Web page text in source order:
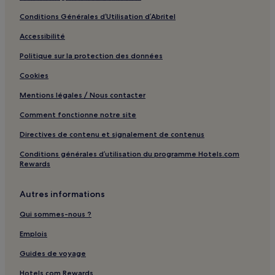
Aït Hani : hôtels Hôtels avec parking
Aït Hani : hôtels Hôtels avec petit-déjeuner gratuit
Aït Hani : hôtels
Kelaat Mgouna : hôtels Hôtels avec parking
Kelaat Mgouna : hôtels Hôtels avec petit-déjeuner gratuit
Kelaat Mgouna : hôtels
Alnif : hôtels
Bou Drarar : hôtels Hôtels avec parking
Tinghir : hôtels Hôtels avec parking
Tinghir : hôtels Hôtels avec petit-déjeuner gratuit
Conditions Générales d’Utilisation d’Abritel
Accessibilité
Politique sur la protection des données
Cookies
Mentions légales / Nous contacter
Comment fonctionne notre site
Directives de contenu et signalement de contenus
Conditions générales d’utilisation du programme Hotels.com
Rewards
Autres informations
Qui sommes-nous ?
Emplois
Guides de voyage
Hotels.com Rewards